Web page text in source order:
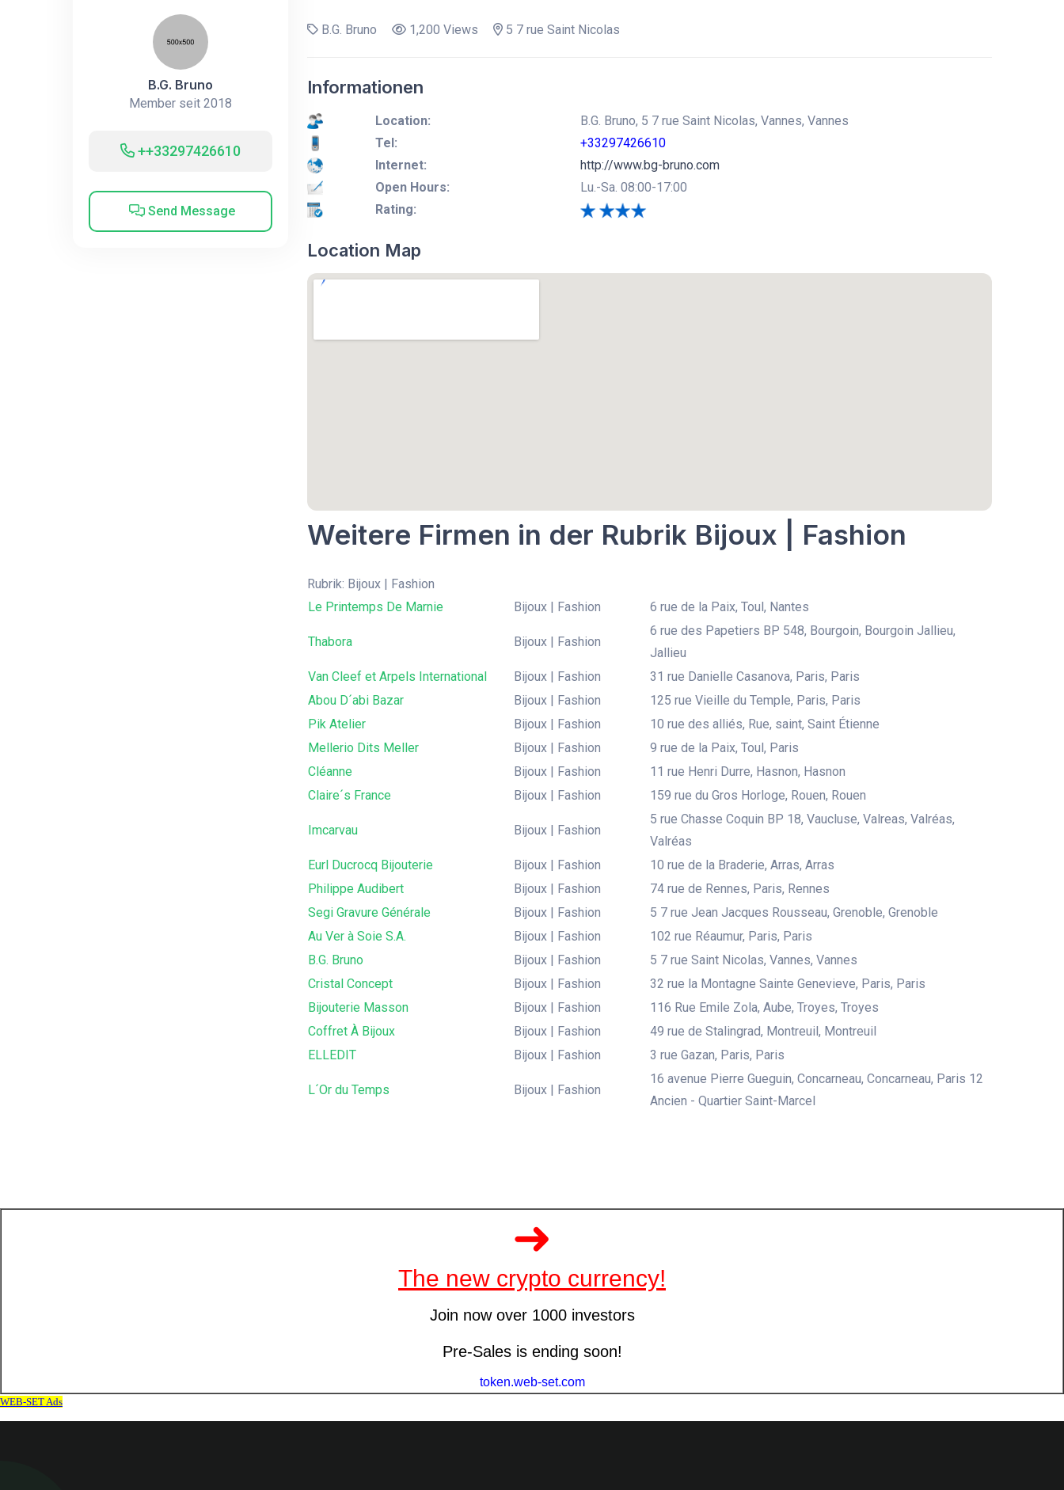
B.G. Bruno
Member seit 2018
++33297426610
Send Message
B.G. Bruno 1,200 Views 5 7 rue Saint Nicolas
Informationen
Location:
B.G. Bruno, 5 7 rue Saint Nicolas, Vannes, Vannes
Tel:
+33297426610
Internet:
http://www.bg-bruno.com
Open Hours:
Lu.-Sa. 08:00-17:00
Rating:
Location Map
Weitere Firmen in der Rubrik Bijoux | Fashion
Rubrik: Bijoux | Fashion
Le Printemps De Marnie
Bijoux | Fashion 6 rue de la Paix, Toul, Nantes
Thabora Bijoux | Fashion
6 rue des Papetiers BP 548, Bourgoin, Bourgoin Jallieu,
Jallieu
Van Cleef et Arpels International
Bijoux | Fashion
31 rue Danielle Casanova, Paris, Paris
Abou D´abi Bazar
Bijoux | Fashion
125 rue Vieille du Temple, Paris, Paris
Pik Atelier
Bijoux | Fashion
10 rue des alliés, Rue, saint, Saint Étienne
Mellerio Dits Meller
Bijoux | Fashion
9 rue de la Paix, Toul, Paris
Cléanne
Bijoux | Fashion
11 rue Henri Durre, Hasnon, Hasnon
Claire´s France
Bijoux | Fashion 159 rue du Gros Horloge, Rouen, Rouen
Imcarvau Bijoux | Fashion
5 rue Chasse Coquin BP 18, Vaucluse, Valreas, Valréas,
Valréas
Eurl Ducrocq Bijouterie
Bijoux | Fashion
10 rue de la Braderie, Arras, Arras
Philippe Audibert
Bijoux | Fashion
74 rue de Rennes, Paris, Rennes
Segi Gravure Générale
Bijoux | Fashion
5 7 rue Jean Jacques Rousseau, Grenoble, Grenoble
Au Ver à Soie S.A.
Bijoux | Fashion
102 rue Réaumur, Paris, Paris
B.G. Bruno
Bijoux | Fashion
5 7 rue Saint Nicolas, Vannes, Vannes
Cristal Concept
Bijoux | Fashion
32 rue la Montagne Sainte Genevieve, Paris, Paris
Bijouterie Masson
Bijoux | Fashion
116 Rue Emile Zola, Aube, Troyes, Troyes
Coffret À Bijoux
Bijoux | Fashion
49 rue de Stalingrad, Montreuil, Montreuil
ELLEDIT
Bijoux | Fashion 3 rue Gazan, Paris, Paris
L´Or du Temps Bijoux | Fashion
16 avenue Pierre Gueguin, Concarneau, Concarneau, Paris 12
Ancien - Quartier Saint-Marcel